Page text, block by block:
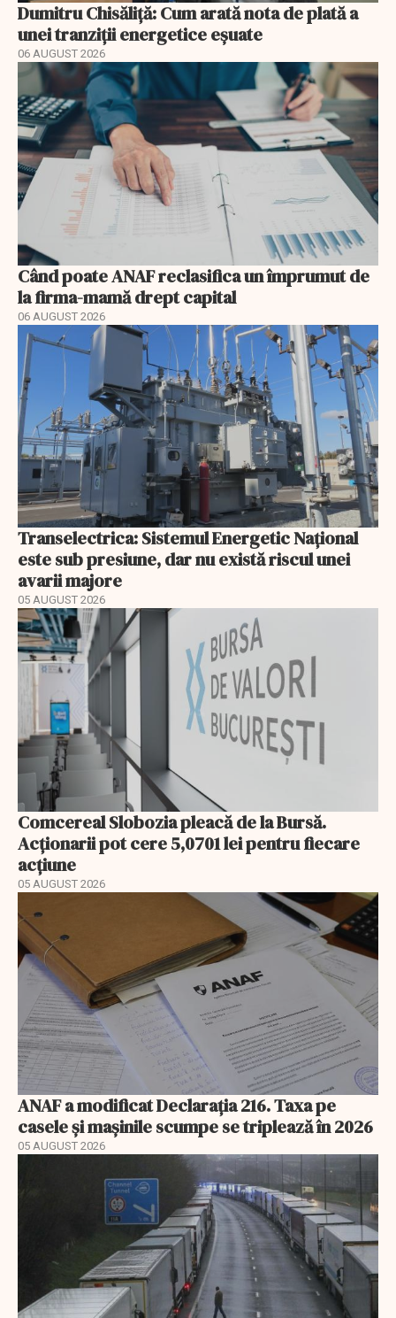
Dumitru Chisăliță: Cum arată nota de plată a
unei tranziții energetice eșuate
06 AUGUST 2026
Când poate ANAF reclasifica un împrumut de
la firma-mamă drept capital
06 AUGUST 2026
Transelectrica: Sistemul Energetic Național
este sub presiune, dar nu există riscul unei
avarii majore
05 AUGUST 2026
Comcereal Slobozia pleacă de la Bursă.
Acționarii pot cere 5,0701 lei pentru fiecare
acțiune
05 AUGUST 2026
ANAF a modificat Declarația 216. Taxa pe
casele și mașinile scumpe se triplează în 2026
05 AUGUST 2026